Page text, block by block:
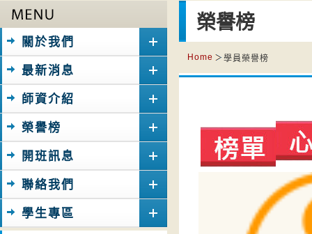
關於我們
最新消息
師資介紹
榮譽榜
開班訊息
聯絡我們
學生專區
榮譽榜
Home 學員榮譽榜